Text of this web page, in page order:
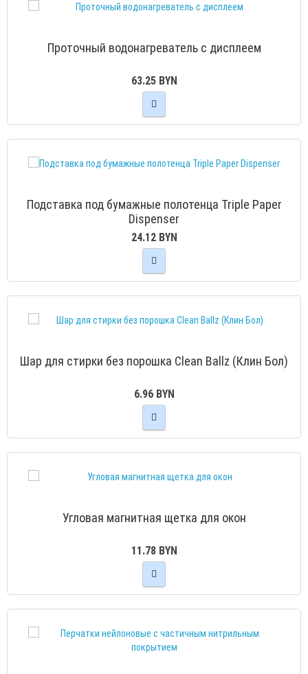
Проточный водонагреватель c дисплеем
63.25 BYN
Подставка под бумажные полотенца Triple Paper
Dispenser
24.12 BYN
Шар для стирки без порошка Clean Ballz (Клин Бол)
6.96 BYN
Угловая магнитная щетка для окон
11.78 BYN